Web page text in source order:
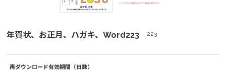
年賀状、お正月、ハガキ、Word223 223
再ダウンロード有効期間（日数）